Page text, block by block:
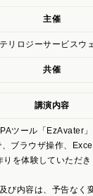
主催
テリロジーサービスウ
共催
講演内容
ツール「EzAvater
、ブラウザ操作、
りを体験していただき
び内容は、予告なく